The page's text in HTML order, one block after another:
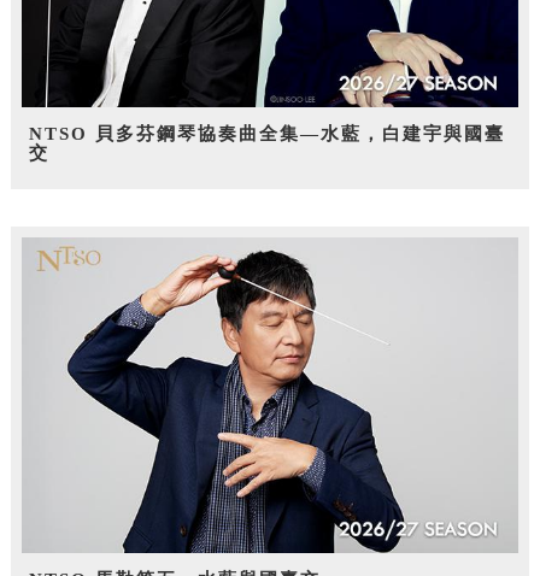
NTSO 貝多芬鋼琴協奏曲全集—水藍，白建宇與國臺
交